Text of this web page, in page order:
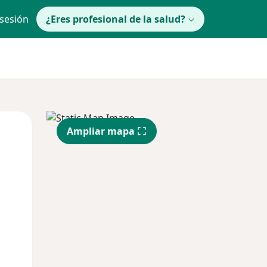
¿Eres profesional de la salud?
Vie
14 Ago
Sáb
15 Ago
Ampliar mapa